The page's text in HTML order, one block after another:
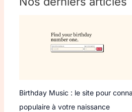
Birthday Music : le site pour
populaire à votre naissance